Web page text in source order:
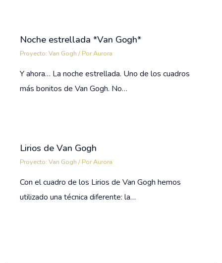
Noche estrellada *Van Gogh*
Proyecto: Van Gogh / PorAurora
Y ahora… La noche estrellada. Uno de los cuadros
más bonitos de Van Gogh. No…
Lirios de Van Gogh
Proyecto: Van Gogh / PorAurora
Con el cuadro de los Lirios de Van Gogh hemos
utilizado una técnica diferente: la…